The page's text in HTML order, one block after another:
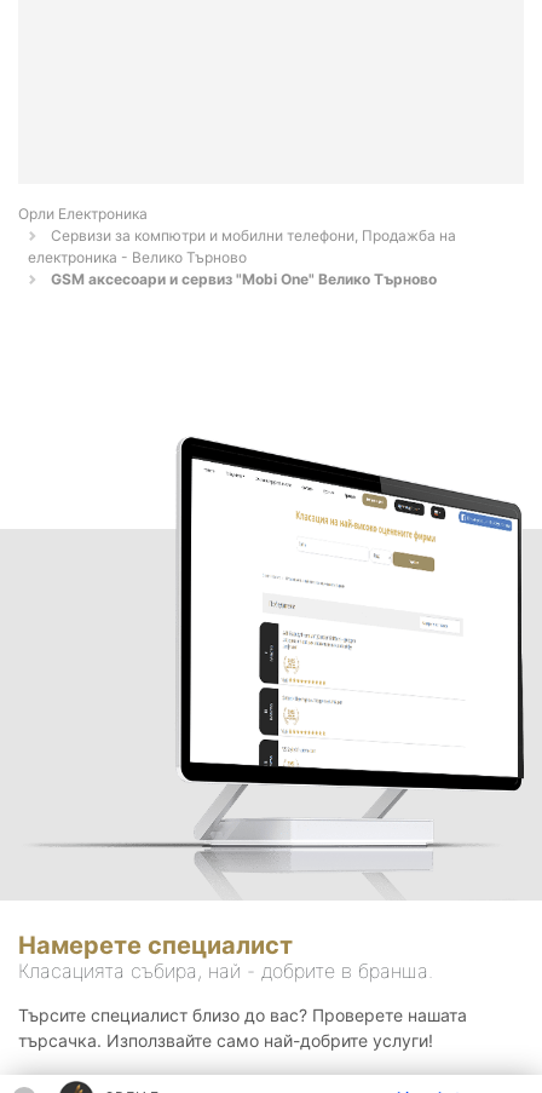
Орли Електроника
Сервизи за компютри и мобилни телефони, Продажба на
електроника - Велико Търново
GSM аксесоари и сервиз "Mobi One" Велико Търново
Намерете специалист
Класацията събира, най - добрите в бранша.
Търсите специалист близо до вас? Проверете нашата
търсачка. Използвайте само най-добрите услуги!